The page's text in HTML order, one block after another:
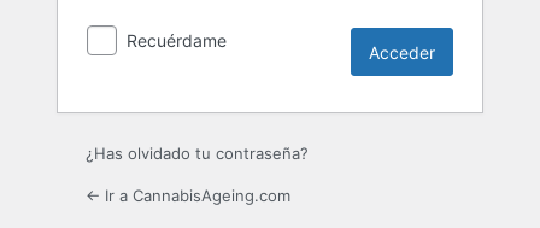
Recuérdame
¿Has olvidado tu contraseña?
← Ir a CannabisAgeing.com